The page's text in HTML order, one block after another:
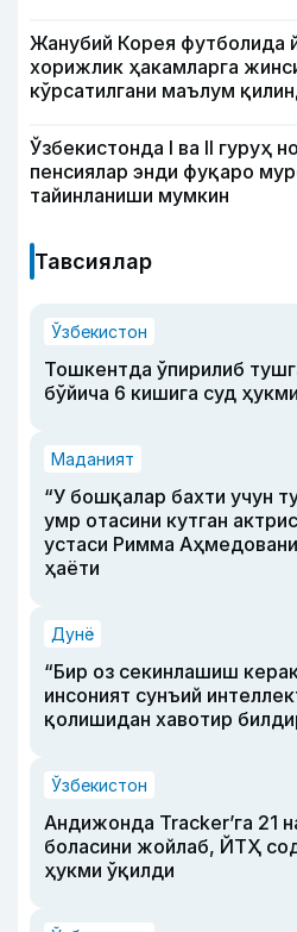
Жанубий Корея футболида
хорижлик ҳакамларга
кўрсатилгани маълум
Ўзбекистонда I ва II гуруҳ
пенсиялар энди фуқаро
тайинланиши мумкин
Тавсиялар
Ўзбекистон
Тошкентда ўпирилиб
бўйича 6 кишига суд
Маданият
“У бошқалар бахти учун
умр отасини кутган
устаси Римма
ҳаёти
Дунё
“Бир оз секинлашиш
инсоният сунъий
қолишидан хавотир
Ўзбекистон
Андижонда Tracker’га 21
боласини жойлаб, ЙТҲ
ҳукми ўқилди